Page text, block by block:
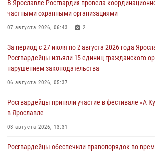
В Ярославле Росгвардия провела
частными охранными организациями
07 августа 2026, 06:43 2
За период с 27 июля по 2 августа 2026 года
Росгвардейцы изъяли 15 единиц гражданского
нарушением законодательства
06 августа 2026, 05:37
Росгвардейцы приняли участие в фестивале «А
в Ярославле
03 августа 2026, 13:31
Росгвардейцы обеспечили правопорядок во